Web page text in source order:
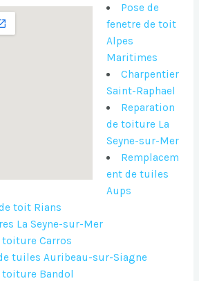
Pose de
fenetre de toit
Alpes
Maritimes
Charpentier
Saint-Raphael
Reparation
de toiture La
Seyne-sur-Mer
Remplacem
ent de tuiles
Aups
toit Rians
La Seyne-sur-Mer
toiture Carros
tuiles Auribeau-sur-Siagne
toiture Bandol